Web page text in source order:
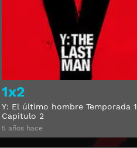
1x2
Y: El último hombre Temporada 1
Capitulo 2
5 años hace